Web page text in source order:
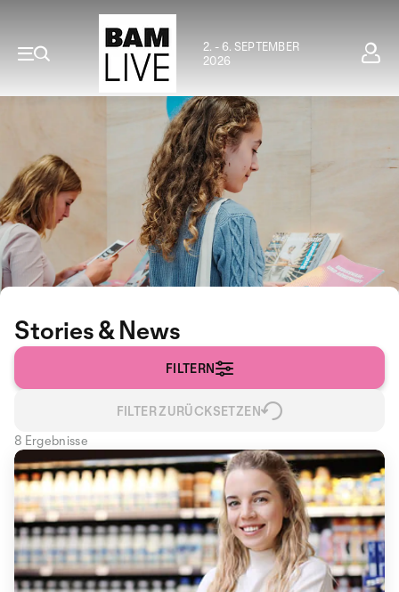
2. - 6. SEPTEMBER
2026
Stories & News
FILTERN
FILTER ZURÜCKSETZEN
8 Ergebnisse